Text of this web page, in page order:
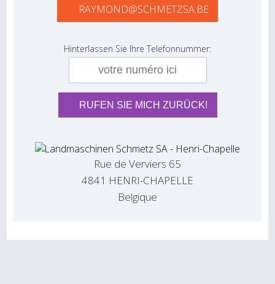
RAYMOND@SCHMETZSA.BE
Hinterlassen Sie Ihre Telefonnummer:
Rue de Verviers 65
4841 HENRI-CHAPELLE
Belgique